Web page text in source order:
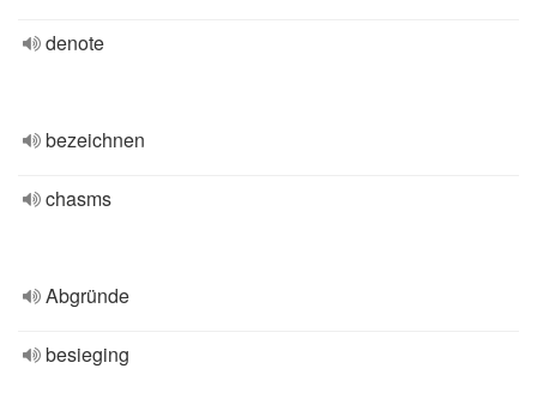
denote
bezeichnen
chasms
Abgründe
besieging